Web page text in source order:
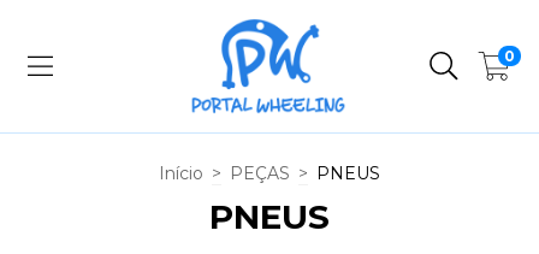
0
Início > PEÇAS > PNEUS
PNEUS